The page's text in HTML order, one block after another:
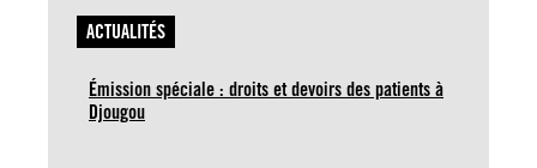
ACTUALITÉS
Émission spéciale : droits et devoirs des patients à
Djougou